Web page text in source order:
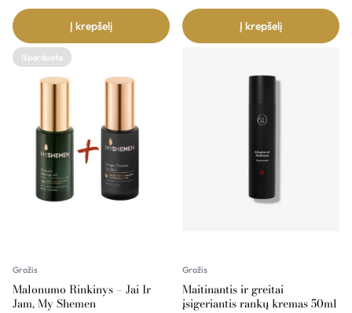
Į krepšelį Į krepšelį
Išparduota
Grožis
Malonumo Rinkinys – Jai Ir
Jam, My Shemen
Grožis
Maitinantis ir greitai
įsigeriantis rankų kremas 50ml